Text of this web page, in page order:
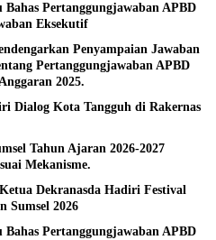
Pertanggungjawaban APBD
Eksekutif
Penyampaian Jawaban
Pertanggungjawaban APBD
2025.
Dialog Kota Tangguh di Rakernas
Tahun Ajaran 2026-2027
SPMB Sesuai Mekanisme.
Dekranasda Hadiri Festival
Sumsel 2026
Pertanggungjawaban APBD